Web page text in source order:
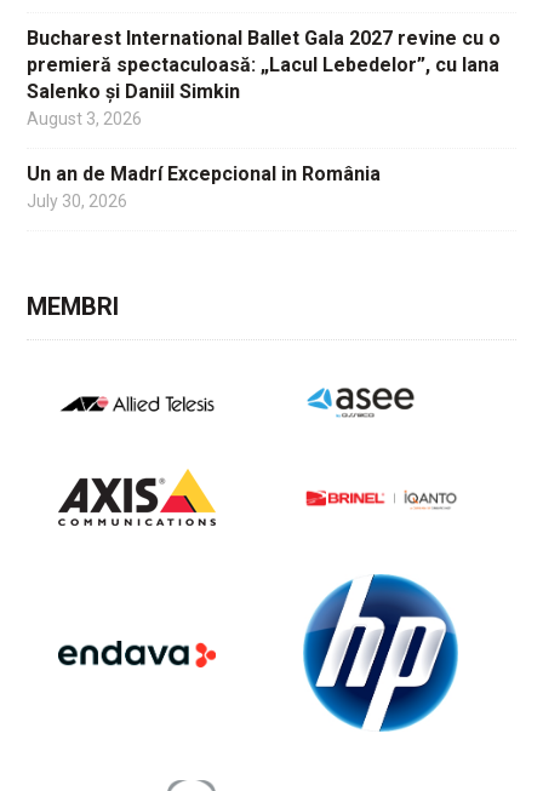
Bucharest International Ballet Gala 2027 revine cu o
premieră spectaculoasă: „Lacul Lebedelor”, cu Iana
Salenko și Daniil Simkin
August 3, 2026
Un an de Madrí Excepcional in România
July 30, 2026
MEMBRI